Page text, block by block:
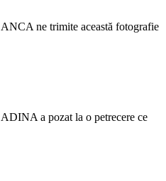
ANCA ne trimite această fotografie
ADINA a pozat la o petrecere ce